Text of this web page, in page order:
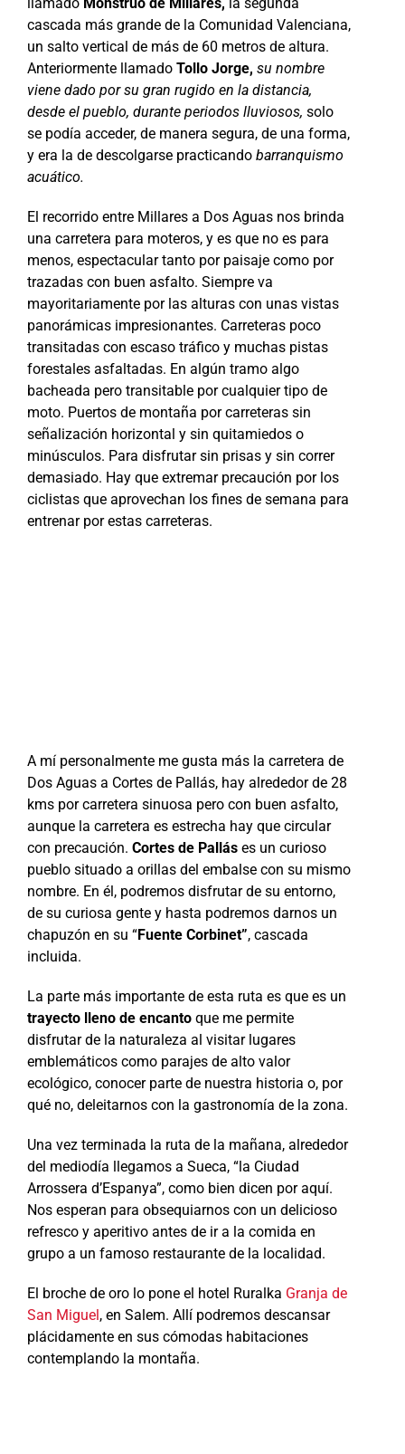
cascada más grande de la Comunidad Valenciana,
un salto vertical de más de 60 metros de altura.
Anteriormente llamado Tollo Jorge, su nombre
viene dado por su gran rugido en la distancia,
desde el pueblo, durante periodos lluviosos, solo
se podía acceder, de manera segura, de una forma,
y era la de descolgarse practicando barranquismo
acuático.
El recorrido entre Millares a Dos Aguas nos brinda
una carretera para moteros, y es que no es para
menos, espectacular tanto por paisaje como por
trazadas con buen asfalto. Siempre va
mayoritariamente por las alturas con unas vistas
panorámicas impresionantes. Carreteras poco
transitadas con escaso tráfico y muchas pistas
forestales asfaltadas. En algún tramo algo
bacheada pero transitable por cualquier tipo de
moto. Puertos de montaña por carreteras sin
señalización horizontal y sin quitamiedos o
minúsculos. Para disfrutar sin prisas y sin correr
demasiado. Hay que extremar precaución por los
ciclistas que aprovechan los fines de semana para
entrenar por estas carreteras.
A mí personalmente me gusta más la carretera de
Dos Aguas a Cortes de Pallás, hay alrededor de 28
kms por carretera sinuosa pero con buen asfalto,
aunque la carretera es estrecha hay que circular
con precaución. Cortes de Palláses un curioso
pueblo situado a orillas del embalse con su mismo
nombre. En él, podremos disfrutar de su entorno,
de su curiosa gente y hasta podremos darnos un
chapuzón en su “FuenteCorbinet”, cascada
incluida.
La parte más importante de esta ruta es que es un
trayecto lleno de encantoque me permite
disfrutar de la naturaleza al visitar lugares
emblemáticos como parajes de alto valor
ecológico, conocer parte de nuestra historia o, por
qué no, deleitarnos con la gastronomía de la zona.
Una vez terminada la ruta de la mañana, alrededor
del mediodía llegamos a Sueca, “la Ciudad
Arrossera d’Espanya”, como bien dicen por aquí.
Nos esperan para obsequiarnos con un delicioso
refresco y aperitivo antes de ir a la comida en
grupo a un famoso restaurante de la localidad.
El broche de oro lo pone el hotel Ruralka Granja de
San Miguel, en Salem. Allí podremos descansar
plácidamente en sus cómodas habitaciones
contemplando la montaña.